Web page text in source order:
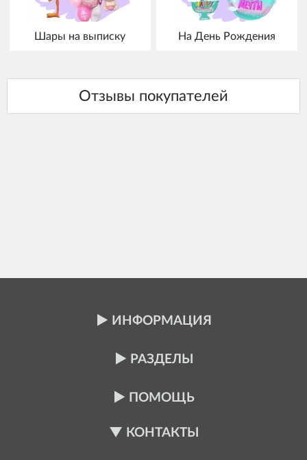
Шары на выписку На День Рождения
ИНФОРМАЦИЯ
РАЗДЕЛЫ
ПОМОЩЬ
КОНТАКТЫ